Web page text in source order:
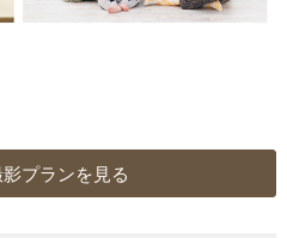
プランを見る